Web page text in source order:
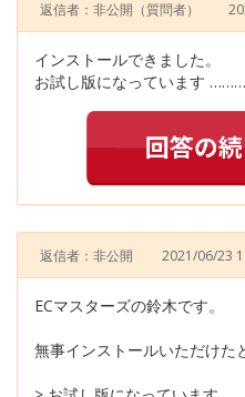
返信者：非公開 （質問者）
インストールできました。
お試し版になっています
返信者：非公開 2021/06/23
ECマスターズの鈴木です。
無事インストールいただけた